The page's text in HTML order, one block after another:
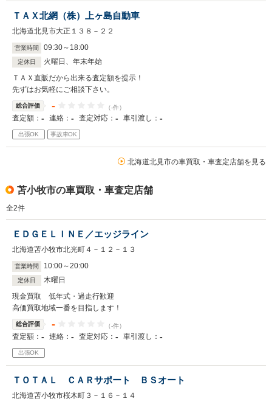
ＴＡＸ北網（株）上ヶ島自動車
北海道北見市大正１３８－２２
営業時間 09:30～ 18:00
定休日
火曜日、年末年始
ＴＡＸ直販だから出来る査定額を提示！
先ずはお気軽にご相談下さい。
総合評価 - （-件）
査定額： - 連絡： - 査定対応： - 車引渡し： -
出張OK 事故車OK
北海道北見市の車買取・車査定店舗を見る
苫小牧市の車買取・車査定店舗
全2件
ＥＤＧＥＬＩＮＥ／エッジライン
北海道苫小牧市北光町４－１２－１３
営業時間 10:00～20:00
定休日
木曜日
現金買取 低年式・過走行歓迎
高価買取地域一番を目指します！
総合評価 - （-件）
査定額： - 連絡： - 査定対応： - 車引渡し： -
出張OK
ＴＯＴＡＬ ＣＡＲサポート ＢＳオート
北海道苫小牧市桜木町３－１６－１４